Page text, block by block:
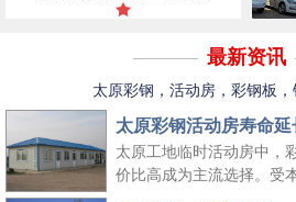
最新资讯
太原彩钢，活动房，彩钢板
太原彩钢活动房寿命延
太原工地临时活动房中，
价比高成为主流选择。受